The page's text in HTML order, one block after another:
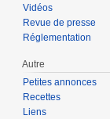
Vidéos
Revue de presse
Réglementation
Autre
Petites annonces
Recettes
Liens